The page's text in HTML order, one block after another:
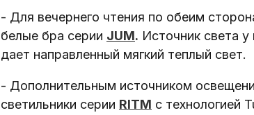
- Для вечернего чтения по обеим
белые бра серии JUM. Источник света
дает направленный мягкий теплый свет.
- Дополнительным источником
светильники серии RITM с технологией